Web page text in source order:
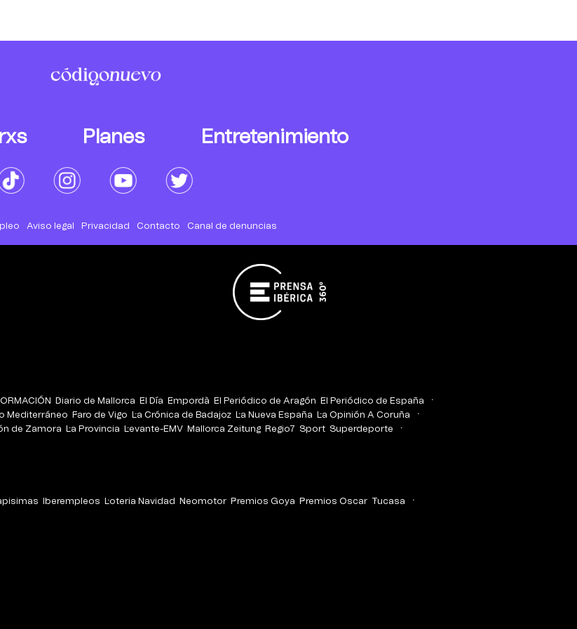
Planes Entretenimiento
Aviso legal Privacidad Contacto Canal de denuncias
Diario de Mallorca El Día Empordà El Periódico de Aragón
El Periódico de España
Mediterráneo Faro de Vigo La Crónica de Badajoz La Nueva España
La Opinión A Coruña
de Zamora La Provincia Levante-EMV Mallorca Zeitung Regio7 Sport Superdeporte
Iberempleos Loteria Navidad Neomotor Premios Goya Premios Oscar
Tucasa